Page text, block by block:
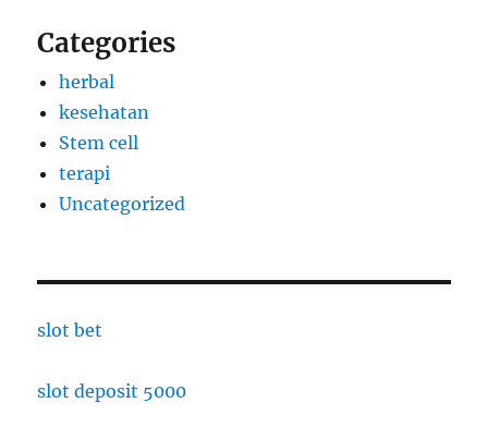
Categories
herbal
kesehatan
Stem cell
terapi
Uncategorized
slot bet
slot deposit 5000